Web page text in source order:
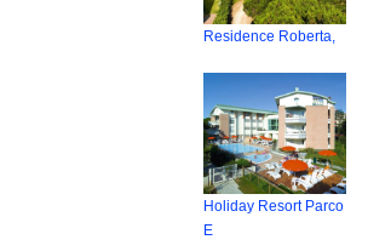
Residence Roberta,
Holiday Resort Parco
E